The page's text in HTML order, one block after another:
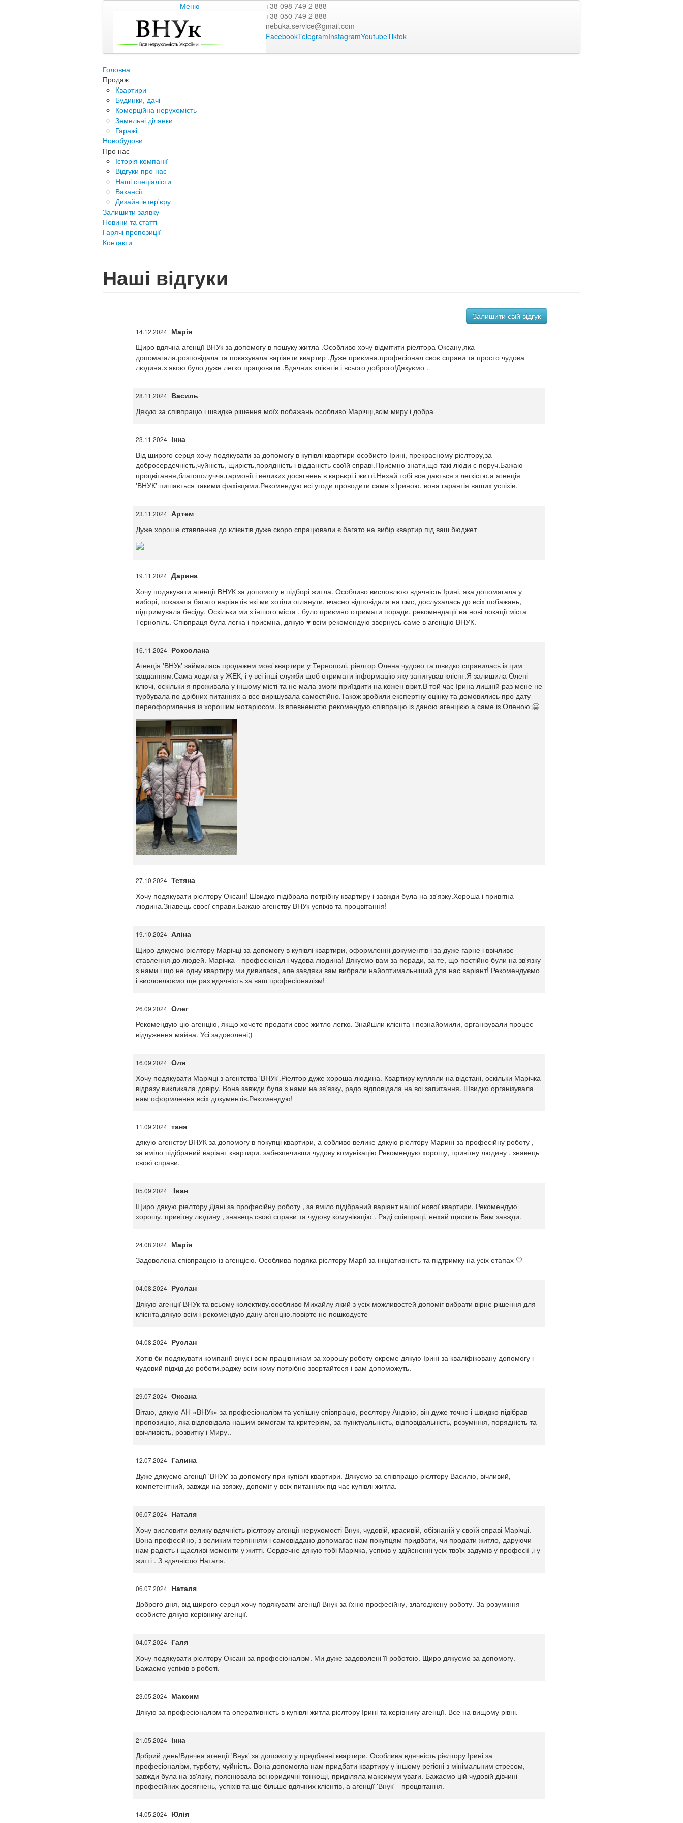
Меню
+38 098 749 2 888
+38 050 749 2 888
nebuka.service@gmail.com
FacebookTelegramInstagramYoutubeTiktok
Головна
Продаж
Квартири
Будинки, дачі
Комерційна нерухомість
Земельні ділянки
Гаражі
Новобудови
Про нас
Історія компанії
Відгуки про нас
Наші спеціалісти
Вакансії
Дизайн інтер'єру
Залишити заявку
Новини та статті
Гарячі пропозиції
Контакти
Наші відгуки
Залишити свій відгук
14.12.2024 Марія
Щиро вдячна агенції ВНУк за допомогу в пошуку житла .Особливо хочу відмітити ріелтора Оксану,яка
допомагала,розповідала та показувала варіанти квартир .Дуже приємна,професіонал своє справи та просто чудова
людина,з якою було дуже легко працювати .Вдячних клієнтів і всього доброго!Дякуємо .
28.11.2024 Василь
Дякую за співпрацю і швидке рішення моїх побажань особливо Марічці,всім миру і добра
23.11.2024 Інна
Від щирого серця хочу подякувати за допомогу в купівлі квартири особисто Ірині, прекрасному рієлтору,за
добросердечність,чуйність, щирість,порядність і відданість своїй справі.Приємно знати,що такі люди є поруч.Бажаю
процвітання,благополуччя,гармонії і великих досягнень в карьєрі і житті.Нехай тобі все дається з легкістю,а агенція
'ВНУК' пишається такими фахівцями.Рекомендую всі угоди проводити саме з Іриною, вона гарантія ваших успіхів.
23.11.2024 Артем
Дуже хороше ставлення до клієнтів дуже скоро спрацювали є багато на вибір квартир під ваш бюджет
19.11.2024 Дарина
Хочу подякувати агенції ВНУК за допомогу в підборі житла. Особливо висловлюю вдячність Ірині, яка допомагала у
виборі, показала багато варіантів які ми хотіли оглянути, вчасно відповідала на смс, дослухалась до всіх побажань,
підтримувала бесіду. Оскільки ми з іншого міста , було приємно отримати поради, рекомендації на нові локації міста
Тернопіль. Співпраця була легка і приємна, дякую ♥ всім рекомендую звернусь саме в агенцію ВНУК.
16.11.2024 Роксолана
Агенція 'ВНУк' займалась продажем моєї квартири у Тернополі, ріелтор Олена чудово та швидко справилась із цим
завданням.Сама ходила у ЖЕК, і у всі інші служби щоб отримати інформацію яку запитував клієнт.Я залишила Олені
ключі, оскільки я проживала у іншому місті та не мала змоги приїздити на кожен візит.В той час Ірина лишній раз мене не
турбувала по дрібних питаннях а все вирішувала самостійно.Також зробили експертну оцінку та домовились про дату
переоформлення із хорошим нотаріосом. Із впевненістю рекомендую співпрацю із даною агенцією а саме із Оленою 🤗
27.10.2024 Тетяна
Хочу подякувати ріелтору Оксані! Швидко підібрала потрібну квартиру і завжди була на зв'язку.Хороша і привітна
людина.Знавець своєї справи.Бажаю агенству ВНУк успіхів та процвітання!
19.10.2024 Аліна
Щиро дякуємо ріелтору Марічці за допомогу в купівлі квартири, оформленні документів і за дуже гарне і ввічливе
ставлення до людей. Марічка - професіонал і чудова людина! Дякуємо вам за поради, за те, що постійно були на зв'язку
з нами і що не одну квартиру ми дивилася, але завдяки вам вибрали найоптимальніший для нас варіант! Рекомендуємо
і висловлюємо ще раз вдячність за ваш професіоналізм!
26.09.2024 Олег
Рекомендую цю агенцію, якщо хочете продати своє житло легко. Знайшли клієнта і познайомили, організували процес
відчуження майна. Усі задоволені;)
16.09.2024 Оля
Хочу подякувати Марічці з агентства 'ВНУк'.Ріелтор дуже хороша людина. Квартиру купляли на відстані, оскільки Марічка
відразу викликала довіру. Вона завжди була з нами на звʼязку, радо відповідала на всі запитання. Швидко організувала
нам оформлення всіх документів.Рекомендую!
11.09.2024 таня
дякую агенству ВНУК за допомогу в покупці квартири, а собливо велике дякую ріелтору Марині за професійну роботу ,
за вміло підібраний варіант квартири. забезпечивши чудову комунікацію Рекомендую хорошу, привітну людину , знавець
своєї справи.
05.09.2024
Iван
Щиро дякую ріелтору Діані за професійну роботу , за вміло підібраний варіант нашої нової квартири. Рекомендую
хорошу, привітну людину , знавець своєї справи та чудову комунікацію . Раді співпраці, нехай щастить Вам завжди.
24.08.2024 Марія
Задоволена співпрацею із агенцією. Особлива подяка рієлтору Марії за ініціативність та підтримку на усіх етапах 🤍
04.08.2024 Руслан
Дякую агенції ВНУк та всьому колективу.особливо Михайлу який з усіх можливостей допоміг вибрати вірне рішення для
клієнта.дякую всім і рекомендую дану агенцію.повірте не пошкодуєте
04.08.2024 Руслан
Хотів би подякувати компанії внук і всім працівникам за хорошу роботу окреме дякую Ірині за кваліфіковану допомогу і
чудовий підхід до роботи.раджу всім кому потрібно звертайтеся і вам допоможуть.
29.07.2024 Оксана
Вітаю, дякую АН «ВНУк» за професіоналізм та успішну співпрацю, реєлтору Андрію, він дуже точно і швидко підібрав
пропозицію, яка відповідала нашим вимогам та критеріям, за пунктуальність, відповідальність, розуміння, порядність та
ввічливість, розвитку і Миру..
12.07.2024 Галина
Дуже дякуємо агенції 'ВНУк' за допомогу при купівлі квартири. Дякуємо за співпрацю рієлтору Василю, вічливий,
компетентний, завжди на звязку, допоміг у всіх питаннях під час купівлі житла.
06.07.2024 Наталя
Хочу висловити велику вдячність рієлтору агенції нерухомості Внук, чудовій, красивій, обізнаній у своїй справі Марічці.
Вона професійно, з великим терпінням і самовіддано допомагає нам покупцям придбати, чи продати житло, даруючи
нам радість і щасливі моменти у житті. Сердечне дякую тобі Марічка, успіхів у здійсненні усіх твоїх задумів у професії ,і у
житті . З вдячністю Наталя.
06.07.2024 Наталя
Доброго дня, від щирого серця хочу подякувати агенції Внук за їхню професійну, злагоджену роботу. За розуміння
особисте дякую керівнику агенції.
04.07.2024 Галя
Хочу подякувати ріелтору Оксані за професіоналізм. Ми дуже задоволені її роботою. Щиро дякуємо за допомогу.
Бажаємо успіхів в роботі.
23.05.2024 Максим
Дякую за професіоналізм та оперативність в купівлі житла рієлтору Ірині та керівнику агенції. Все на вищому рівні.
21.05.2024 Інна
Добрий день!Вдячна агенції 'Внук' за допомогу у придбанні квартири. Особлива вдячність рієлтору Ірині за
професіоналізм, турботу, чуйність. Вона допомогла нам придбати квартиру у іншому регіоні з мінімальним стресом,
завжди була на зв'язку, пояснювала всі юридичні тонкощі, приділяла максимум уваги. Бажаємо цій чудовій дівчині
професійних досягнень, успіхів та ще більше вдячних клієнтів, а агенції 'Внук' - процвітання.
14.05.2024 Юлія